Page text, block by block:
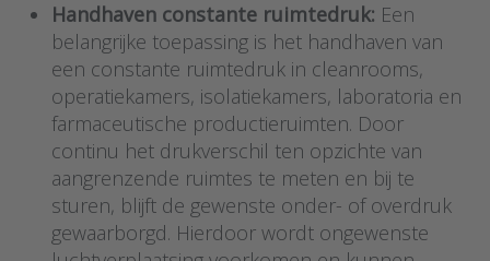
Handhaven constante ruimtedruk: Een
belangrijke toepassing is het handhaven van
een constante ruimtedruk in cleanrooms,
operatiekamers, isolatiekamers, laboratoria en
farmaceutische productieruimten. Door
continu het drukverschil ten opzichte van
aangrenzende ruimtes te meten en bij te
sturen, blijft de gewenste onder- of overdruk
gewaarborgd. Hierdoor wordt ongewenste